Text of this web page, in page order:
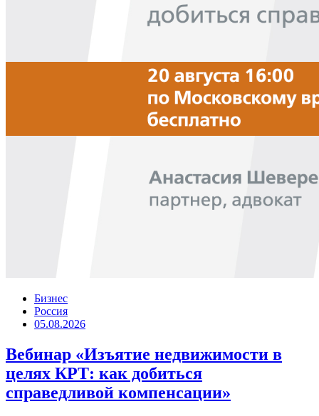
Бизнес
Россия
05.08.2026
Вебинар «Изъятие недвижимости в
целях КРТ: как добиться
справедливой компенсации»